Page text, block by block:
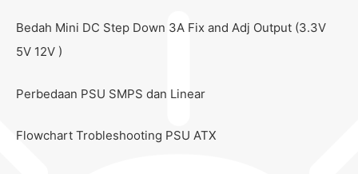
Bedah Mini DC Step Down 3A Fix and Adj Output (3.3V
5V 12V )
Perbedaan PSU SMPS dan Linear
Flowchart Trobleshooting PSU ATX